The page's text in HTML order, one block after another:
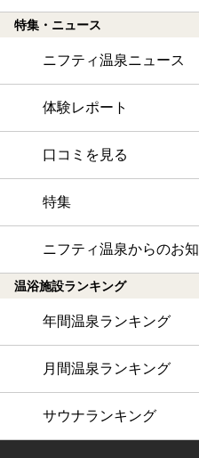
特集・ニュース
ニフティ温泉ニュース
体験レポート
口コミを見る
特集
ニフティ温泉からのお
温浴施設ランキング
年間温泉ランキング
月間温泉ランキング
サウナランキング